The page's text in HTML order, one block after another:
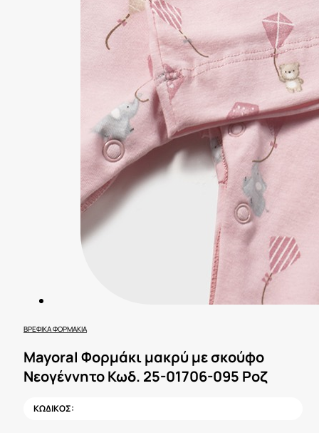
ΒΡΕΦΙΚΆ ΦΟΡΜΆΚΙΑ
Mayoral Φορμάκι μακρύ με σκούφο
Νεογέννητο Κωδ. 25-01706-095 Ροζ
ΚΩΔΙΚΟΣ: